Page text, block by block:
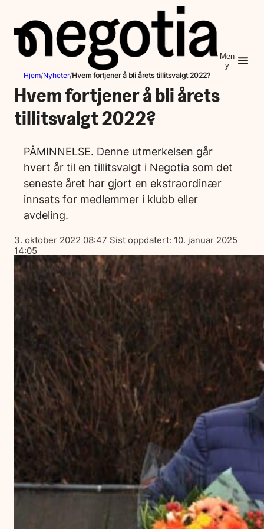
innhold
Men
y
Hjem/Nyheter/Hvem fortjener å bli årets tillitsvalgt 2022?
Hvem fortjener å bli årets
tillitsvalgt 2022?
PÅMINNELSE. Denne utmerkelsen går
hvert år til en tillitsvalgt i Negotia som det
seneste året har gjort en ekstraordinær
innsats for medlemmer i klubb eller
avdeling.
Lagt
ut
på
3. oktober 2022 08:47 Sist oppdatert: 10. januar 2025
14:05